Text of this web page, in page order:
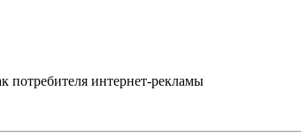
потребителя интернет-рекламы